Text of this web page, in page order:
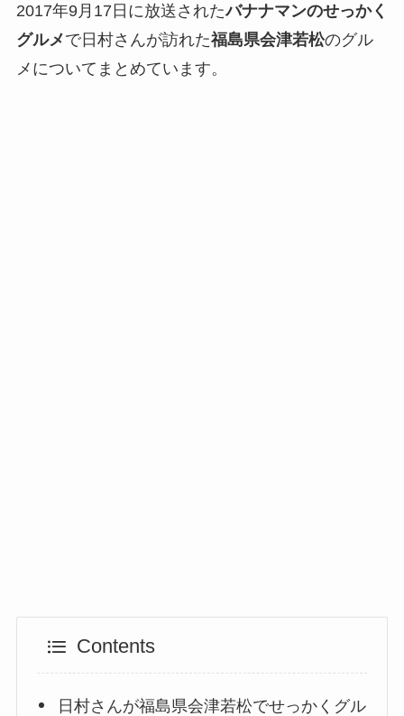
2017年9月17日に放送されたバナナマンのせっかく
グルメで日村さんが訪れた福島県会津若松のグル
メについてまとめています。
Contents
日村さんが福島県会津若松でせっかくグル